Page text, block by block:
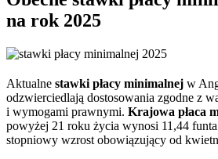
na rok 2025
Aktualne stawki płacy minimalnej w
odzwierciedlają dostosowania zgodne z
i wymogami prawnymi. Krajowa płaca
powyżej 21 roku życia wynosi 11,44
stopniowy wzrost obowiązujący od